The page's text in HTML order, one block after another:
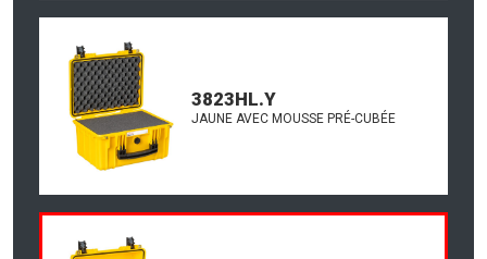
3823HL.Y
JAUNE AVEC MOUSSE PRÉ-CUBÉE